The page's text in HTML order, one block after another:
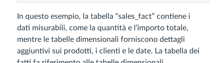
In questo esempio, la tabella “sales_fact” contiene i
dati misurabili, come la quantità e l’importo totale,
mentre le tabelle dimensionali forniscono dettagli
aggiuntivi sui prodotti, i clienti e le date. La tabella dei